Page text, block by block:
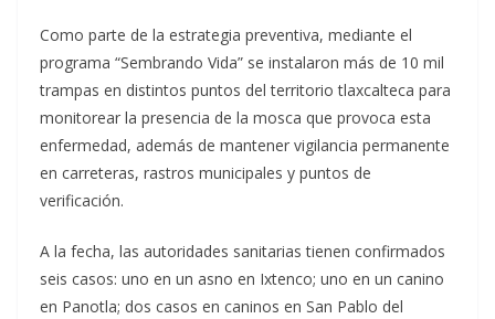
Como parte de la estrategia preventiva, mediante el
programa “Sembrando Vida” se instalaron más de 10 mil
trampas en distintos puntos del territorio tlaxcalteca para
monitorear la presencia de la mosca que provoca esta
enfermedad, además de mantener vigilancia permanente
en carreteras, rastros municipales y puntos de
verificación.
A la fecha, las autoridades sanitarias tienen confirmados
seis casos: uno en un asno en Ixtenco; uno en un canino
en Panotla; dos casos en caninos en San Pablo del